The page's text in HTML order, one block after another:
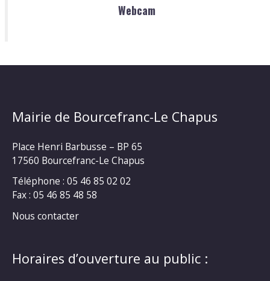
Webcam
Mairie de Bourcefranc-Le Chapus
Place Henri Barbusse – BP 65
17560 Bourcefranc-Le Chapus
Téléphone : 05 46 85 02 02
Fax : 05 46 85 48 58
Nous contacter
Horaires d’ouverture au public :